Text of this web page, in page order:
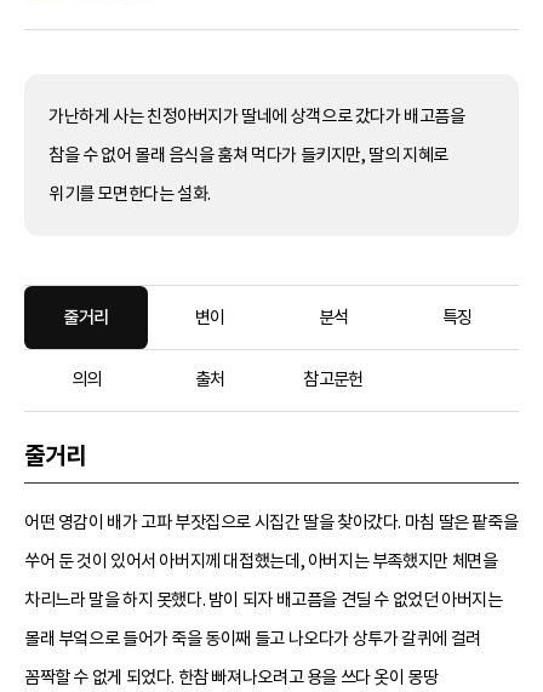
가난하게 사는 친정아버지가 딸네에 상객으로 갔다가 배고픔을
참을 수 없어 몰래 음식을 훔쳐 먹다가 들키지만, 딸의 지혜로
위기를 모면한다는 설화.
줄거리 변이 분석 특징
의의 출처 참고문헌
줄거리
어떤 영감이 배가 고파 부잣집으로 시집간 딸을 찾아갔다. 마침 딸은 팥죽을
쑤어 둔 것이 있어서 아버지께 대접했는데, 아버지는 부족했지만 체면을
차리느라 말을 하지 못했다. 밤이 되자 배고픔을 견딜 수 없었던 아버지는
몰래 부엌으로 들어가 죽을 동이째 들고 나오다가 상투가 갈퀴에 걸려
꼼짝할 수 없게 되었다. 한참 빠져나오려고 용을 쓰다 옷이 몽땅